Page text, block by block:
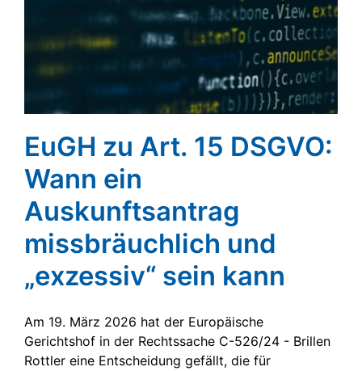
EuGH zu Art. 15 DSGVO:
Wann ein
Auskunftsantrag
missbräuchlich und
„exzessiv“ sein kann
Am 19. März 2026 hat der Europäische
Gerichtshof in der Rechtssache C-526/24 - Brillen
Rottler eine Entscheidung gefällt, die für